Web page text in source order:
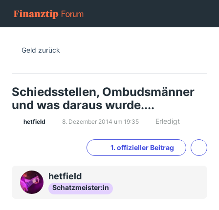
Geld zurück
Schiedsstellen, Ombudsmänner
und was daraus wurde....
hetfield 8. Dezember 2014 um 19:35 Erledigt
1. offizieller Beitrag
hetfield
Schatzmeister:in